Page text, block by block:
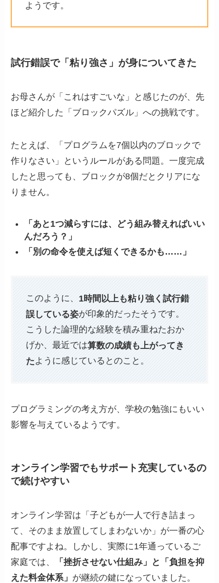
ようです。
試行錯誤で「粘り強さ」が身についてきた
お母さんが「これはすごいな」と感じたのが、先
ほど紹介した「ブロックパズル」への挑戦です。
たとえば、「プログラムを7個以内のブロックで
作りなさい」というルールがある問題。一度完成
したと思っても、ブロックが8個だとクリアにな
りません。
「あと1つ減らすには、どう組み替えればいい
んだろう？」
「別の命令を使えば短くできるかも……」
このように、 1時間以上も粘り強く試行錯
誤している姿が印象的だったそうです。
こうした論理的な経験を積み重ねたおか
げか、最近では算数の成績も上がってき
たように感じているとのこと。
プログラミングの考え方が、学校の勉強にもいい
影響を与えているようです。
オンライン学習でもサポート充実しているの
で続けやすい
オンライン学習は「子どもが一人で行き詰まっ
て、そのまま放置してしまわないか」が一番の心
配事ですよね。しかし、実際に1年通っているご
家庭では、
「挫折させない仕組み」と「負担を抑
えた料金体系」 が継続の鍵になっていました。